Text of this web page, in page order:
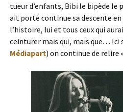
tueur d’enfants, Bibi le bipède le
ait porté continue sa descente en
l’histoire, lui et tous ceux qui
ceinturer mais qui, mais que… Ici
Médiapart) on continue de relire «